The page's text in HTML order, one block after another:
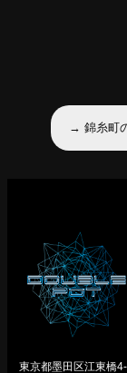
→ 錦糸町
東京都墨田区江東橋